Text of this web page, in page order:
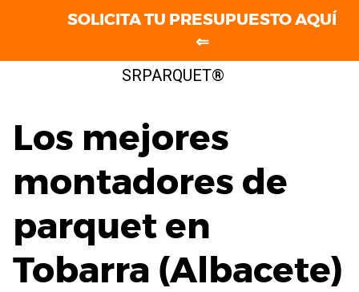
SRPARQUET®
Los mejores
montadores de
parquet en
Tobarra (Albacete)
SOLICITA TU PRESUPUESTO AQUÍ
⇐